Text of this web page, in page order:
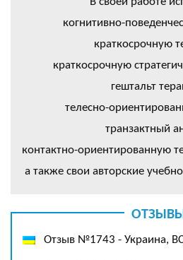
когнитивно-
краткосрочную
краткосрочную
гештальт
телесно-
транзактный
контактно-ориентированную
а также свои авторские
Отзыв №1743 - Украина,